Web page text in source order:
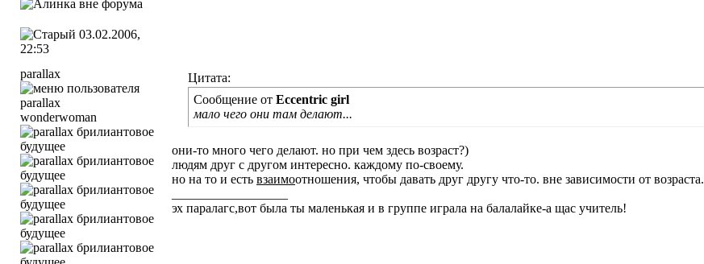
03.02.2006,
22:53
parallax
wonderwoman
Цитата:
Сообщение от Eccentric girl
мало чего они там делают...
они-то много чего делают. но при чем здесь возраст?)
людям друг с другом интересно. каждому по-своему.
но на то и есть взаимоотношения, чтобы давать друг другу что-то. вне зависимости от возраста.
эх паралагс,вот была ты маленькая и в группе играла на балалайке-а щас учитель!